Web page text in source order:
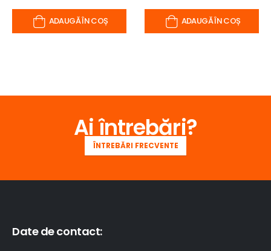
ADAUGĂ ÎN COȘ ADAUGĂ ÎN COȘ
Ai întrebări?
ÎNTREBĂRI FRECVENTE
Date de contact: